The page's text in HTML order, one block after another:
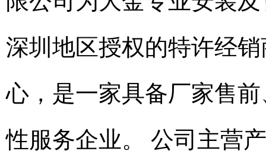
深圳地区授权的特许经
心，是一家具备厂家售
性服务企业。 公司主营